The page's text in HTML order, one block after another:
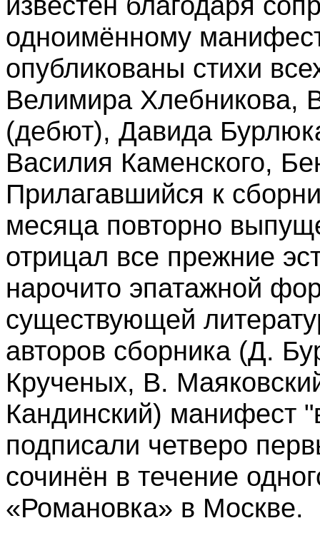
одноимённому
опубликованы стихи
Велимира Хлебникова,
(дебют), Давида
Василия Каменского,
Прилагавшийся к
месяца повторно
отрицал все прежние
нарочито эпатажной
существующей
авторов сборника (Д.
Крученых, В.
Кандинский) манифест
подписали четверо
сочинён в течение
«Романовка» в Москве.